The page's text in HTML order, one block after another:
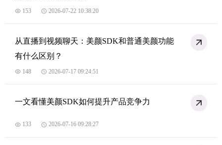
153 2026-07-22 10:38:20
从直播到视频聊天：美颜SDK和普通美颜功能
有什么区别？
148 2026-07-17 09:24:51
一文看懂美颜SDK如何提升产品竞争力
133 2026-07-16 09:28:27